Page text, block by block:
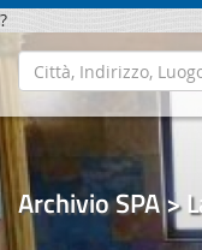
?
Archivio SPA >